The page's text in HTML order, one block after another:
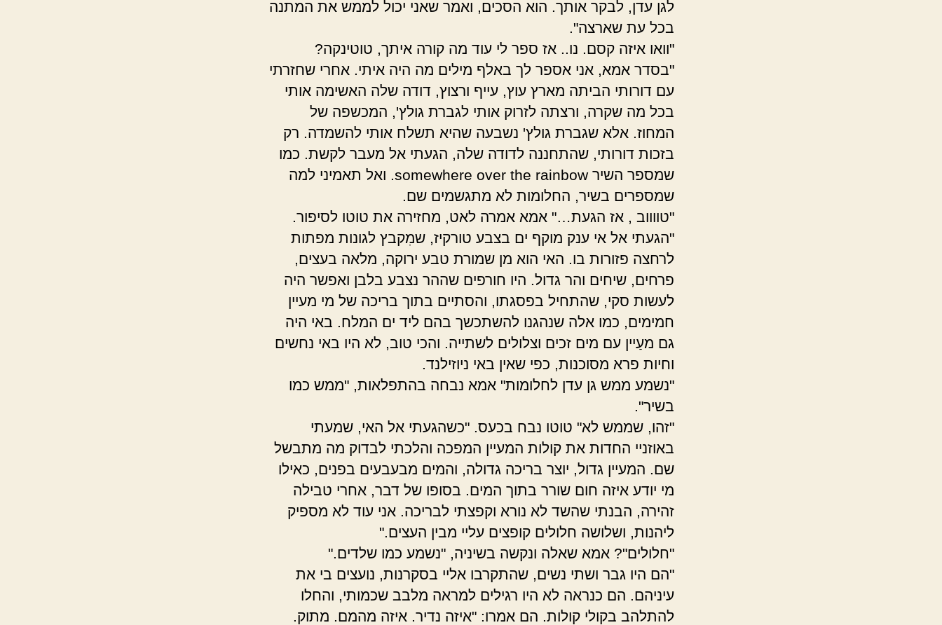
לגן עדן, לבקר אותך. הוא הסכים, ואמר שאני יכול לממש את המתנה
בכל עת שארצה".
"וואו איזה קסם. נו.. אז ספר לי עוד מה קורה איתך, טוטינקה?
"בסדר אמא, אני אספר לך באלף מילים מה היה איתי. אחרי שחזרתי
עם דורותי הביתה מארץ עוץ, עייף ורצוץ, דודה שלה האשימה אותי
בכל מה שקרה, ורצתה לזרוק אותי לגברת גולץ', המכשפה של
המחוז. אלא שגברת גולץ' נשבעה שהיא תשלח אותי להשמדה. רק
בזכות דורותי, שהתחננה לדודה שלה, הגעתי אל מעבר לקשת. כמו
שמספר השיר somewhere over the rainbow. ואל תאמיני למה
שמספרים בשיר, החלומות לא מתגשמים שם.
"טווווב , אז הגעת…" אמא אמרה לאט, מחזירה את טוטו לסיפור.
"הגעתי אל אי ענק מוקף ים בצבע טורקיז, שמִקבץ לגונות מפתות
לרחצה פזורות בו. האי הוא מן שמורת טבע ירוקה, מלאה בעצים,
פרחים, שיחים והר גדול. היו חורפים שההר נצבע בלבן ואפשר היה
לעשות סקי, שהתחיל בפסגתו, והסתיים בתוך בריכה של מי מעיין
חמימים, כמו אלה שנהגנו להשתכשך בהם ליד ים המלח. באי היה
גם מעַיין עם מים זכים וצלולים לשתייה. והכי טוב, לא היו באי נחשים
וחיות פרא מסוכנות, כפי שאין באי ניוזילנד.
"נשמע ממש גן עדן לחלומות" אמא נבחה בהתפלאות, "ממש כמו
בשיר".
"זהו, שממש לא" טוטו נבח בכעס. "כשהגעתי אל האי, שמעתי
באוזניי החדות את קולות המעיין המפכה והלכתי לבדוק מה מתבשל
שם. המעיין גדול, יוצר בריכה גדולה, והמים מבעבעים בפנים, כאילו
מי יודע איזה חום שורר בתוך המים. בסופו של דבר, אחרי טבילה
זהירה, הבנתי שהשד לא נורא וקפצתי לבריכה. אני עוד לא מספיק
ליהנות, ושלושה חלולים קופצים עליי מבין העצים."
"חלולים"? אמא שאלה ונקשה בשיניה, "נשמע כמו שלדים."
"הם היו גבר ושתי נשים, שהתקרבו אליי בסקרנות, נועצים בי את
עיניהם. הם כנראה לא היו רגילים למראה מלבב שכמותי, והחלו
להתלהב בקולי קולות. הם אמרו: "איזה נדיר. איזה מהמם. מתוק.